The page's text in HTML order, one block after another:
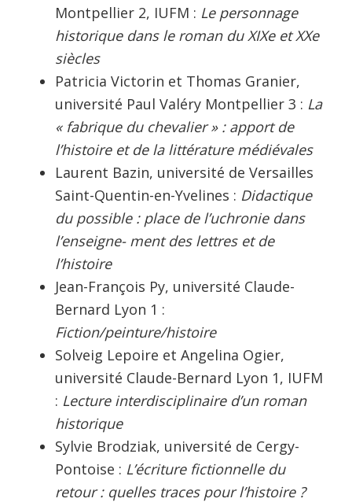
Montpellier 2, IUFM : Le personnage
historique dans le roman du XIXe et XXe
siècles
Patricia Victorin et Thomas Granier,
université Paul Valéry Montpellier 3 : La
« fabrique du chevalier » : apport de
l’histoire et de la littérature médiévales
Laurent Bazin, université de Versailles
Saint-Quentin-en-Yvelines : Didactique
du possible : place de l’uchronie dans
l’enseigne- ment des lettres et de
l’histoire
Jean-François Py, université Claude-
Bernard Lyon 1 :
Fiction/peinture/histoire
Solveig Lepoire et Angelina Ogier,
université Claude-Bernard Lyon 1, IUFM
: Lecture interdisciplinaire d’un roman
historique
Sylvie Brodziak, université de Cergy-
Pontoise : L’écriture fictionnelle du
retour : quelles traces pour l’histoire ?